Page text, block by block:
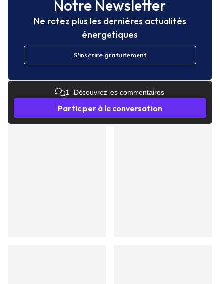
Notre Newsletter
Ne ratez plus les dernières actualités
énergetiques
S'inscrire gratuitement
1- Découvrez les commentaires
Participer à la conversation